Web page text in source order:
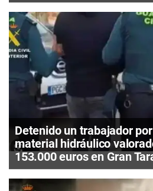
Detenido un trabajador
material hidráulico
153.000 euros en Gran